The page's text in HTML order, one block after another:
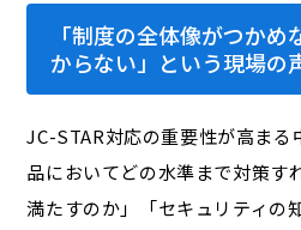
「制度の全体像がつか
からない」という現場の
JC-STAR対応の重要性が高まる
品においてどの水準まで対策す
満たすのか」「セキュリティの